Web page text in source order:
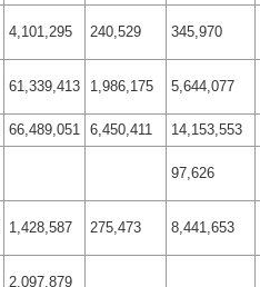
4,101,295 240,529 345,970
61,339,413 1,986,175 5,644,077
66,489,051 6,450,411 14,153,553
97,626
1,428,587 275,473 8,441,653
2,097,879